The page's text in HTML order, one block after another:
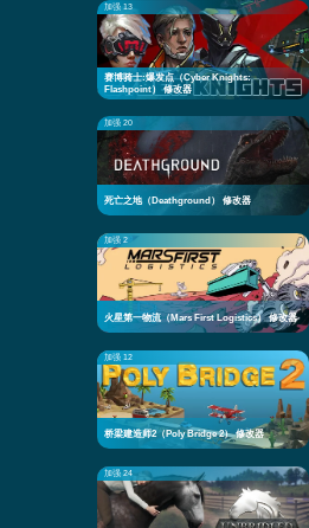
加强 13
赛博骑士:爆发点（Cyber Knights:
Flashpoint） 修改器
加强 20
死亡之地（Deathground） 修改器
加强 2
火星第一物流（Mars First Logistics） 修改器
加强 12
桥梁建造师2（Poly Bridge 2） 修改器
加强 24